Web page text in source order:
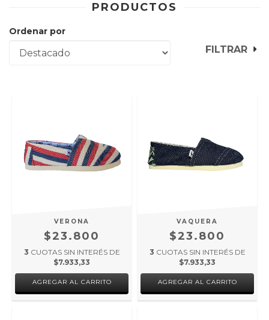
PRODUCTOS
Ordenar por
FILTRAR
VERONA
$23.800
3 CUOTAS SIN INTERÉS DE
$7.933,33
AGREGAR AL CARRITO
VAQUERA
$23.800
3 CUOTAS SIN INTERÉS DE
$7.933,33
AGREGAR AL CARRITO